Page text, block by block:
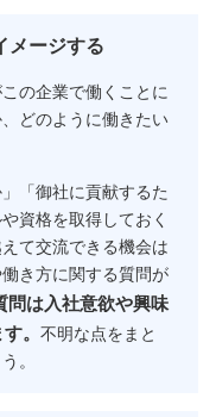
メージする
の企業で働くことに
どのように働きたい
「御社に貢献するた
資格を取得しておく
て交流できる機会は
き方に関する質問が
問は入社意欲や興味
。 不明な点をまと
。